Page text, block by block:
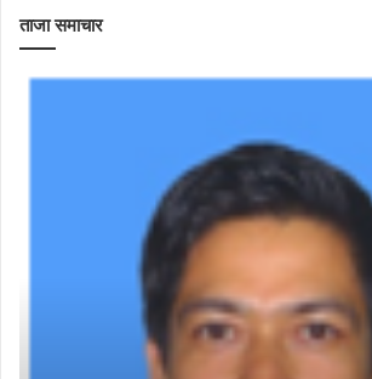
ताजा समाचार